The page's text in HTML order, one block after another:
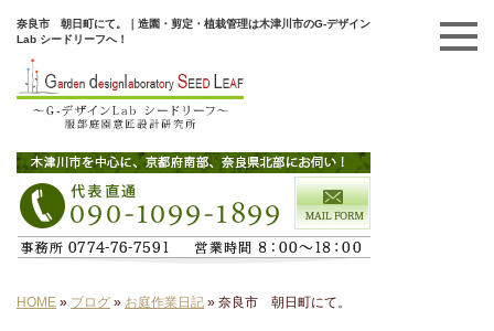
奈良市 朝日町にて。｜造園・剪定・植栽管理は木津川市のG-デザイン
Lab シードリーフへ！
HOME » ブログ » お庭作業日記 » 奈良市 朝日町にて。